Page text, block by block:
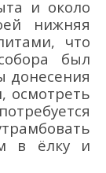
и около
нижняя
что
был
донесения
осмотреть
в ёлку и